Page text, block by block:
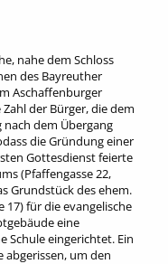
nahe dem Schloss
des Bayreuther
Aschaffenburger
der Bürger, die dem
dem Übergang
die Gründung einer
Gottesdienst feierte
(Pfaffengasse 22,
Grundstück des ehem.
17) für die evangelische
eine
Schule eingerichtet. Ein
abgerissen, um den